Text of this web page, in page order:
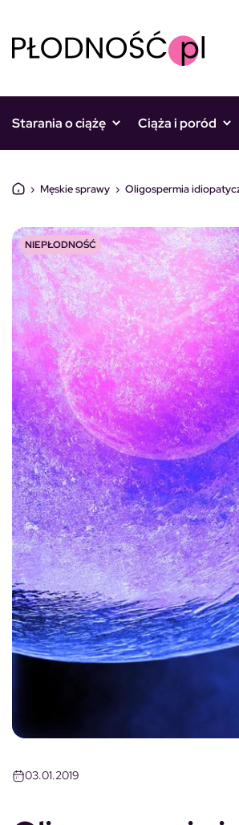
Starania o ciążę Ciąża i poród
› Męskie sprawy › Oligospermia
NIEPŁODNOŚĆ
03.01.2019